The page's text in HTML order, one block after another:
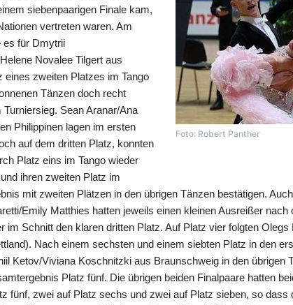
Foto: Robert Panther
siebenpaarigen Finale kam,
vertreten waren. Am
es für Dmytrii
Novalee Tilgert aus
eines zweiten Platzes im Tango
Tänzen doch recht
Turniersieg. Sean Aranar/Ana
Philippinen lagen im ersten
auf dem dritten Platz, konnten
Platz eins im Tango wieder
ihren zweiten Platz im
mit zweiten Plätzen in den übrigen Tänzen bestätigen.
Emily Matthies hatten jeweils einen kleinen Ausreißer nach
im Schnitt den klaren dritten Platz. Auf Platz vier folgten
Nach einem sechsten und einem siebten Platz in den
Ketov/Viviana Koschnitzki aus Braunschweig in den übrigen
Platz fünf. Die übrigen beiden Finalpaare hatten
fünf, zwei auf Platz sechs und zwei auf Platz sieben, so dass